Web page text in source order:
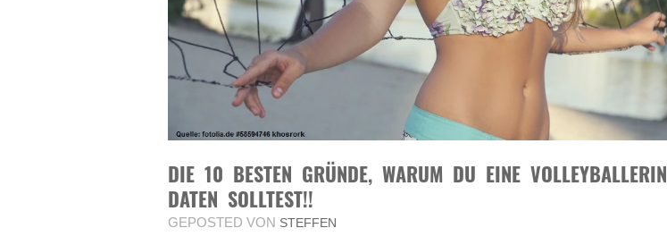
DIE 10 BESTEN GRÜNDE, WARUM DU EINE VOLLEYBALLERIN
DATEN SOLLTEST!!
GEPOSTED VON STEFFEN